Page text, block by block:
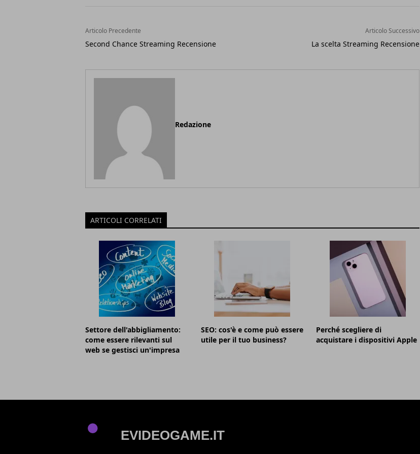
Articolo Precedente
Second Chance Streaming Recensione
Articolo Successivo
La scelta Streaming Recensione
Redazione
ARTICOLI CORRELATI
Settore dell'abbigliamento:
come essere rilevanti sul
web se gestisci un'impresa
SEO: cos'è e come può essere
utile per il tuo business?
Perché scegliere di
acquistare i dispositivi Apple